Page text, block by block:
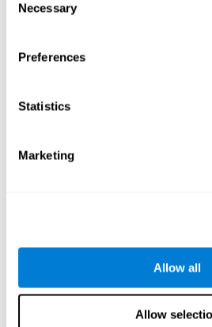
Selection
Necessary
Preferences
Statistics
Marketing
Allow all
Allow
traitement des
données
nous pouvons affiner, filtrer
données de nouvelles
l'aide d'outils comme AWS
AWS Glue ETL Jobs nous
pour une variété